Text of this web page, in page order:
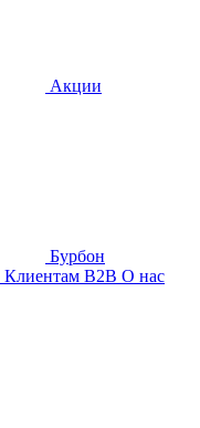
Акции
Бурбон
Клиентам B2B О нас